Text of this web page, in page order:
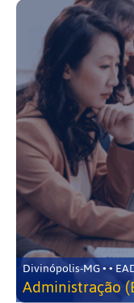
Divinópolis-MG •
Administração